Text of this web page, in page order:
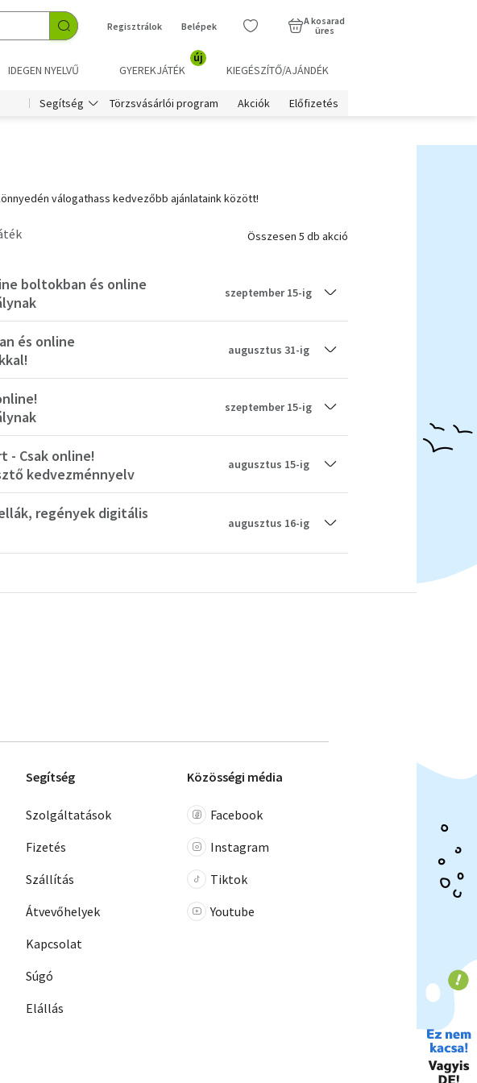
Regisztrálok Belépek
A kosarad
üres
IDEGEN NYELVŰ GYEREKJÁTÉK
új
KIEGÉSZÍTŐ/AJÁNDÉK
Segítség Törzsvásárlói program Akciók Előfizetés
válogathass kedvezőbb ajánlataink között!
Összesen 5 db akció
közben, után - Bookline boltokban és online
szeptember 15-ig
és online
augusztus 31-ig
szeptember 15-ig
- Csak online!
kedvezménnyelv
augusztus 15-ig
regények digitális
augusztus 16-ig
Segítség
Szolgáltatások
Fizetés
Szállítás
Átvevőhelyek
Kapcsolat
Súgó
Elállás
Közösségi média
Facebook
Instagram
Tiktok
Youtube